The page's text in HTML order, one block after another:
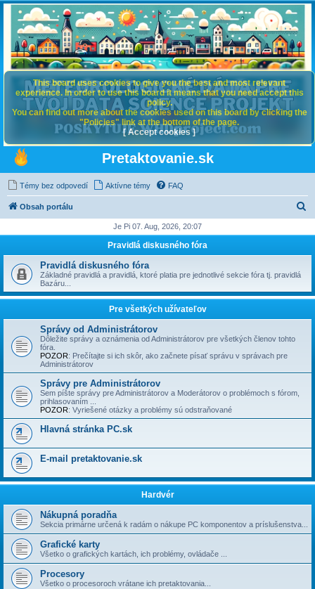
Pretaktovanie.sk
Témy bez odpovedí Aktívne témy FAQ
Obsah portálu
d
ť
Je Pi 07. Aug, 2026, 20:07
Pravidlá diskusného fóra
Pravidlá diskusného fóra
Základné pravidlá a pravidlá, ktoré platia pre jednotlivé sekcie fóra tj. pravidlá
Bazáru...
Pre všetkých užívateľov
Správy od Administrátorov
Dôležite správy a oznámenia od Administrátorov pre všetkých členov tohto
fóra.
POZOR: Prečí­tajte si ich skôr, ako začnete písať správu v správach pre
Administrátorov
Správy pre Administrátorov
Sem píšte správy pre Administrátorov a Moderátorov o problémoch s fórom,
prihlasovaní­m ...
POZOR: Vyriešené otázky a problémy sú odstraňované
Hlavná stránka PC.sk
E-mail pretaktovanie.sk
Hardvér
Nákupná poradňa
Sekcia primárne určená k radám o nákupe PC komponentov a príslušenstva...
Grafické karty
Všetko o grafických kartách, ich problémy, ovládače ...
Procesory
Všetko o procesoroch vrátane ich pretaktovania...
This board uses cookies to give you the best and most relevant
experience. In order to use this board it means that you need accept this
policy.
You can find out more about the cookies used on this board by clicking the
"Policies" link at the bottom of the page.
[ Accept cookies ]